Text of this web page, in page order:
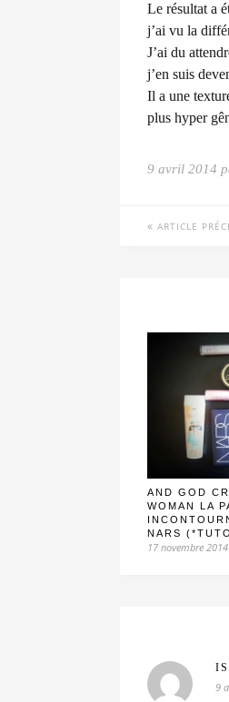
Le résultat a
j’ai vu la
J’ai du
j’en suis
Il a une
plus hyper
9 avril 2014
ARTICLE
AND GOD
WOMAN LA
NARS
17 novembre 2014
9